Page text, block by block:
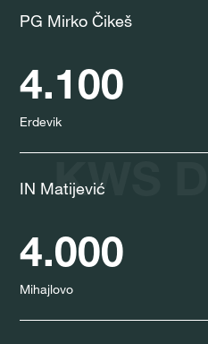
KWS
PG Mirko Čikeš
4.100
Erdevik
IN Matijević
4.000
Mihajlovo